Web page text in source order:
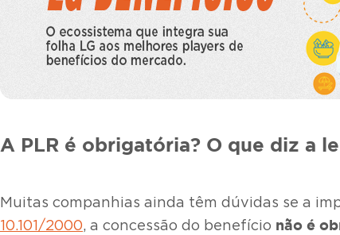
A PLR é obrigatória? O que diz a
Muitas companhias ainda têm dúvidas se a
10.101/2000, a concessão do benefício não é